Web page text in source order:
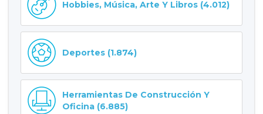
Hobbies, Música, Arte Y Libros (4.012)
Deportes (1.874)
Herramientas De Construcción Y
Oficina (6.885)